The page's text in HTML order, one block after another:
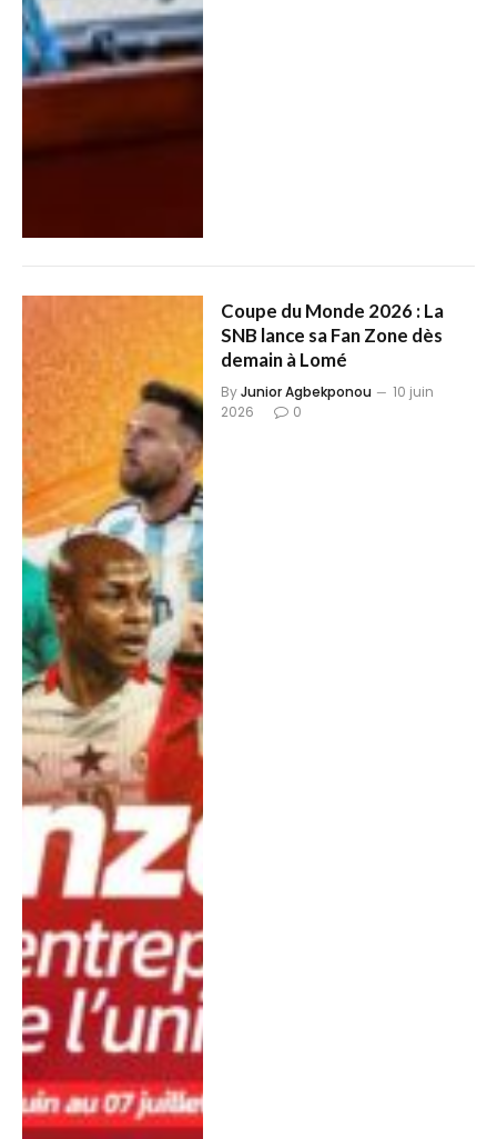
Coupe du Monde 2026 : La
SNB lance sa Fan Zone dès
demain à Lomé
ByJunior Agbekponou
10 juin
2026
0